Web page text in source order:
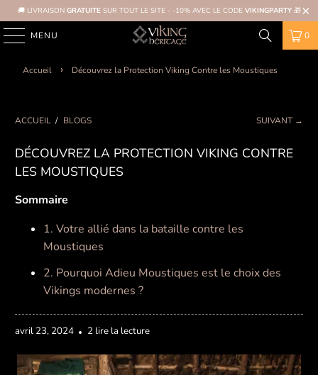
🚚 LIVRAISON GRATUITE SUR TOUT LE SITE - -10% AVEC LE CODE VIKINGPARTY 🎁
MENU 0
Accueil Découvrez la Protection Viking Contre les Moustiques
ACCUEIL / BLOGS SUIVANT →
DÉCOUVREZ LA PROTECTION VIKING CONTRE
LES MOUSTIQUES
Sommaire
1. Votre allié dans la bataille contre les
Moustiques
2. Pourquoi Adieu Moustiques est le choix des
Vikings modernes ?
avril 23, 2024 2 lire la lecture